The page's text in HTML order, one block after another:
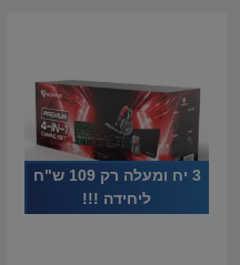
3 יח ומעלה רק 109 ש"ח
ליחידה !!!